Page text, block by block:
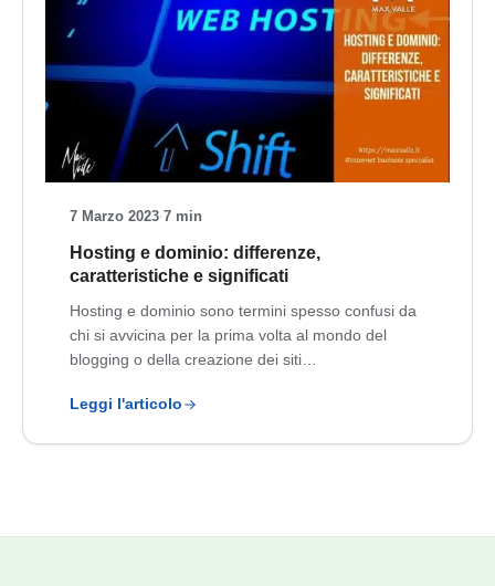
7 Marzo 2023·7 min
Hosting e dominio: differenze,
caratteristiche e significati
Hosting e dominio sono termini spesso confusi da
chi si avvicina per la prima volta al mondo del
blogging o della creazione dei siti…
Leggi l'articolo